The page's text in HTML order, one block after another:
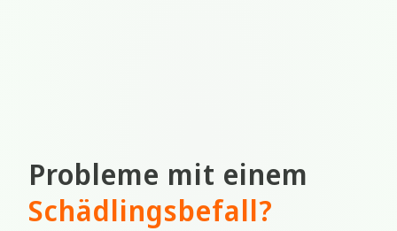
Probleme mit einem
Schädlingsbefall?